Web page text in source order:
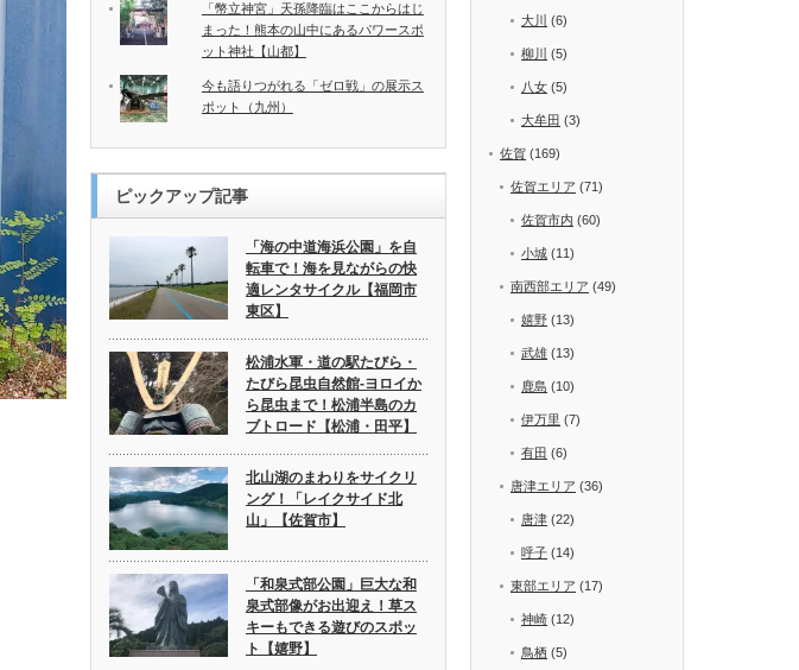
「幣立神宮」天孫降臨はここからはじ
まった！熊本の山中にあるパワースポ
ット神社【山都】
今も語りつがれる「ゼロ戦」の展示ス
ポット（九州）
ピックアップ記事
「海の中道海浜公園」を自
転車で！海を見ながらの快
適レンタサイクル【福岡市
東区】
松浦水軍・道の駅たびら・
たびら昆虫自然館-ヨロイか
ら昆虫まで！松浦半島のカ
ブトロード【松浦・田平】
北山湖のまわりをサイクリ
ング！「レイクサイド北
山」【佐賀市】
「和泉式部公園」巨大な和
泉式部像がお出迎え！草ス
キーもできる遊びのスポッ
ト【嬉野】
大川 (6)
柳川 (5)
八女 (5)
大牟田 (3)
佐賀 (169)
佐賀エリア (71)
佐賀市内 (60)
小城 (11)
南西部エリア (49)
嬉野 (13)
武雄 (13)
鹿島 (10)
伊万里 (7)
有田 (6)
唐津エリア (36)
唐津 (22)
呼子 (14)
東部エリア (17)
神崎 (12)
鳥栖 (5)